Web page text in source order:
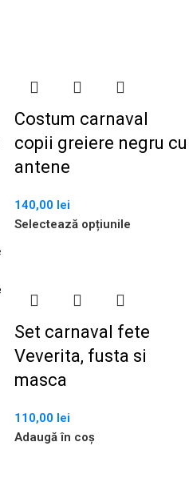
Costum carnaval
copii greiere negru cu
antene
140,00 lei
Selectează opțiunile
Set carnaval fete
Veverita, fusta si
masca
110,00 lei
Adaugă în coș